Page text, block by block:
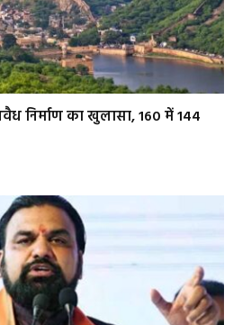
निर्माण का खुलासा, 160 में 144